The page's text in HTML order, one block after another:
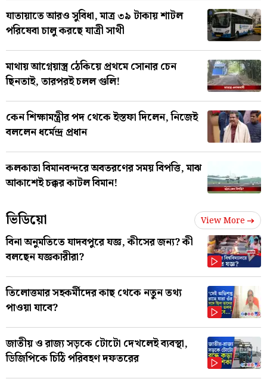
যাতায়াতে আরও সুবিধা, মাত্র ৩৯ টাকায় শাটল
পরিষেবা চালু করছে যাত্রী সাথী
মাথায় আগ্নেয়াস্ত্র ঠেকিয়ে প্রথমে সোনার চেন
ছিনতাই, তারপরই চলল গুলি!
কেন শিক্ষামন্ত্রীর পদ থেকে ইস্তফা দিলেন, নিজেই
বললেন ধর্মেন্দ্র প্রধান
কলকাতা বিমানবন্দরে অবতরণের সময় বিপত্তি, মাঝ
আকাশেই চক্কর কাটল বিমান!
ভিডিয়ো View More
বিনা অনুমতিতে যাদবপুরে যজ্ঞ, কীসের জন্য? কী
বলছেন যজ্ঞকারীরা?
তিলোত্তমার সহকর্মীদের কাছ থেকে নতুন তথ্য
পাওয়া যাবে?
জাতীয় ও রাজ্য সড়কে টোটো দেখলেই ব্যবস্থা,
ডিজিপিকে চিঠি পরিবহণ দফতরের